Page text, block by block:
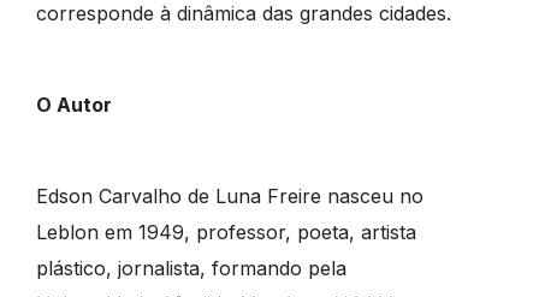
corresponde à dinâmica das grandes cidades.
O Autor
Edson Carvalho de Luna Freire nasceu no
Leblon em 1949, professor, poeta, artista
plástico, jornalista, formando pela